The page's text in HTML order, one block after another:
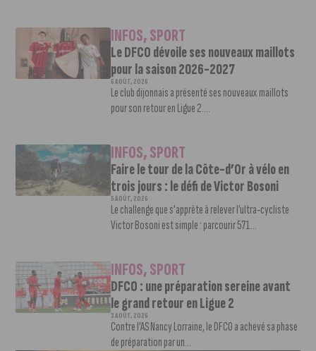
INFOS,SPORT
Le DFCO dévoile ses nouveaux maillots
pour la saison 2026-2027
6 AOÛT, 2026
Le club dijonnais a présenté ses nouveaux maillots
pour son retour en Ligue 2....
INFOS,SPORT
Faire le tour de la Côte-d’Or à vélo en
trois jours : le défi de Victor Bosoni
5 AOÛT, 2026
Le challenge que s’apprête à relever l’ultra-cycliste
Victor Bosoni est simple : parcourir 571...
INFOS,SPORT
DFCO : une préparation sereine avant
le grand retour en Ligue 2
3 AOÛT, 2026
Contre l’AS Nancy Lorraine, le DFCO a achevé sa phase
de préparation par un...